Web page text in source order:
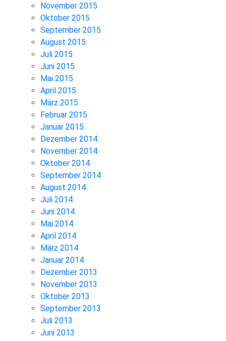
November 2015
Oktober 2015
September 2015
August 2015
Juli 2015
Juni 2015
Mai 2015
April 2015
März 2015
Februar 2015
Januar 2015
Dezember 2014
November 2014
Oktober 2014
September 2014
August 2014
Juli 2014
Juni 2014
Mai 2014
April 2014
März 2014
Januar 2014
Dezember 2013
November 2013
Oktober 2013
September 2013
Juli 2013
Juni 2013